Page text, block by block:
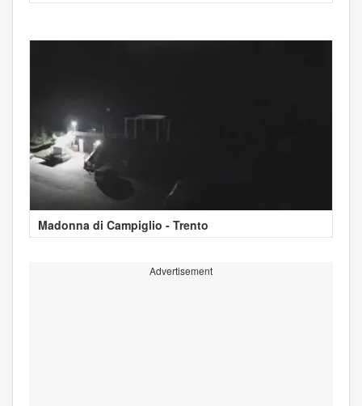
Madonna di Campiglio - Trento
Advertisement